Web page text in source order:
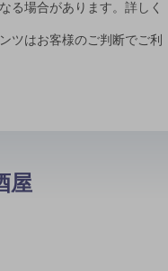
る場合があります。詳しく
ツはお客様のご判断でご利
屋